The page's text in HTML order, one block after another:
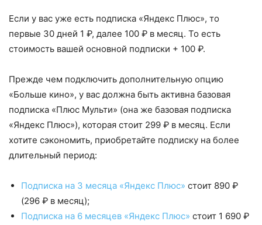
Если у вас уже есть подписка «Яндекс Плюс», то
первые 30 дней 1 ₽, далее 100 ₽ в месяц. То есть
стоимость вашей основной подписки + 100 ₽.
Прежде чем подключить дополнительную опцию
«Больше кино», у вас должна быть активна базовая
подписка «Плюс Мульти» (она же базовая подписка
«Яндекс Плюс»), которая стоит 299 ₽ в месяц. Если
хотите сэкономить, приобретайте подписку на более
длительный период:
Подписка на 3 месяца «Яндекс Плюс» стоит 890 ₽
(296 ₽ в месяц);
Подписка на 6 месяцев «Яндекс Плюс» стоит 1 690 ₽